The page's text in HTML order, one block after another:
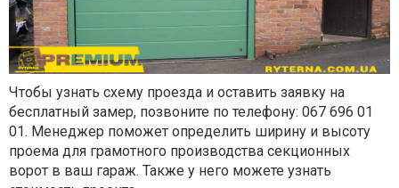
Чтобы узнать схему проезда и оставить заявку на
бесплатный замер, позвоните по телефону: 067 696 01
01. Менеджер поможет определить ширину и высоту
проема для грамотного производства секционных
ворот в ваш гараж. Также у него можете узнать